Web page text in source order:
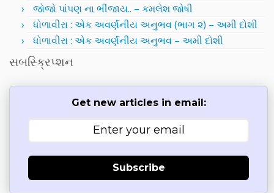
જોજો પાંપણ ના ભીંજાય.. – કમલેશ જોષી
ધોળાવીરા : એક અવર્ણનીય અનુભવ (ભાગ ૨) – અમી દોશી
ધોળાવીરા : એક અવર્ણનીય અનુભવ – અમી દોશી
સબસ્ક્રિપ્શન
Get new articles in email:
Subscribe